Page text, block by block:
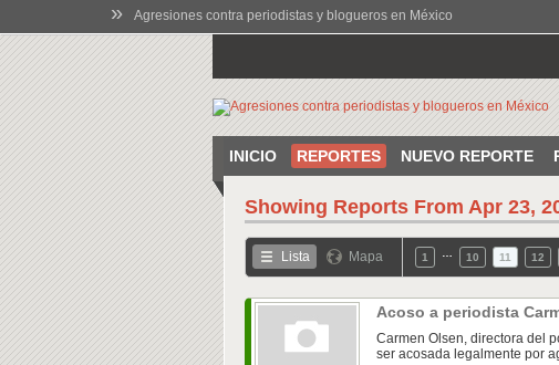
» Agresiones contra periodistas y blogueros en México
INICIO REPORTES NUEVO REPORTE
Showing Reports From Apr 23,
Lista Mapa 1 10 11 12
Acoso a periodista
Carmen Olsen, directora del
ser acosada legalmente por